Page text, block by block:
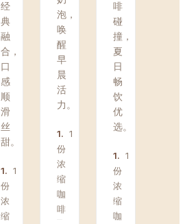
经
典
融
合，
口
感
顺
滑
丝
甜。
1. 1
份
浓
缩
泡，
唤
醒
早
晨
活
力。
1. 1
份
浓
缩
咖
啡
啡
碰
撞，
夏
日
畅
饮
优
选。
1. 1
份
浓
缩
咖